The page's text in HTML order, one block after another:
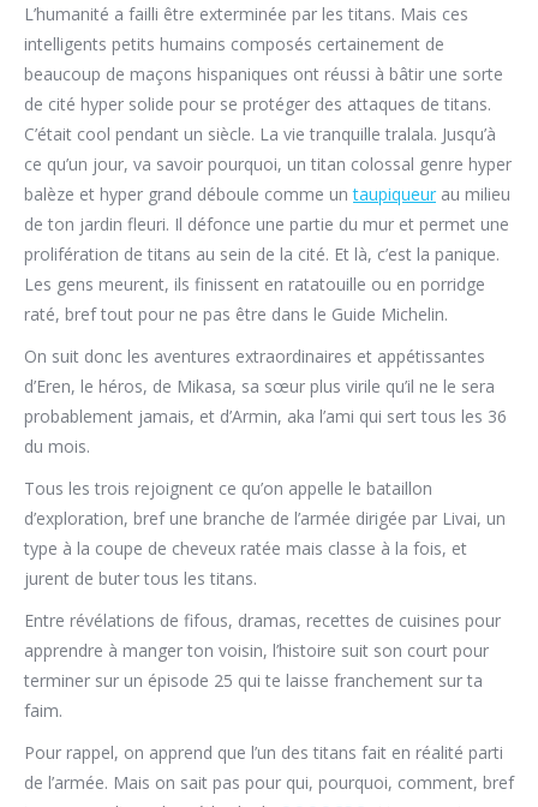
L’humanité a failli être exterminée par les titans. Mais ces
intelligents petits humains composés certainement de
beaucoup de maçons hispaniques ont réussi à bâtir une sorte
de cité hyper solide pour se protéger des attaques de titans.
C’était cool pendant un siècle. La vie tranquille tralala. Jusqu’à
ce qu’un jour, va savoir pourquoi, un titan colossal genre hyper
balèze et hyper grand déboule comme untaupiqueur au milieu
de ton jardin fleuri. Il défonce une partie du mur et permet une
prolifération de titans au sein de la cité. Et là, c’est la panique.
Les gens meurent, ils finissent en ratatouille ou en porridge
raté, bref tout pour ne pas être dans le Guide Michelin.
On suit donc les aventures extraordinaires et appétissantes
d’Eren, le héros, de Mikasa, sa sœur plus virile qu’il ne le sera
probablement jamais, et d’Armin, aka l’ami qui sert tous les 36
du mois.
Tous les trois rejoignent ce qu’on appelle le bataillon
d’exploration, bref une branche de l’armée dirigée par Livai, un
type à la coupe de cheveux ratée mais classe à la fois, et
jurent de buter tous les titans.
Entre révélations de fifous, dramas, recettes de cuisines pour
apprendre à manger ton voisin, l’histoire suit son court pour
terminer sur un épisode 25 qui te laisse franchement sur ta
faim.
Pour rappel, on apprend que l’un des titans fait en réalité parti
de l’armée. Mais on sait pas pour qui, pourquoi, comment, bref